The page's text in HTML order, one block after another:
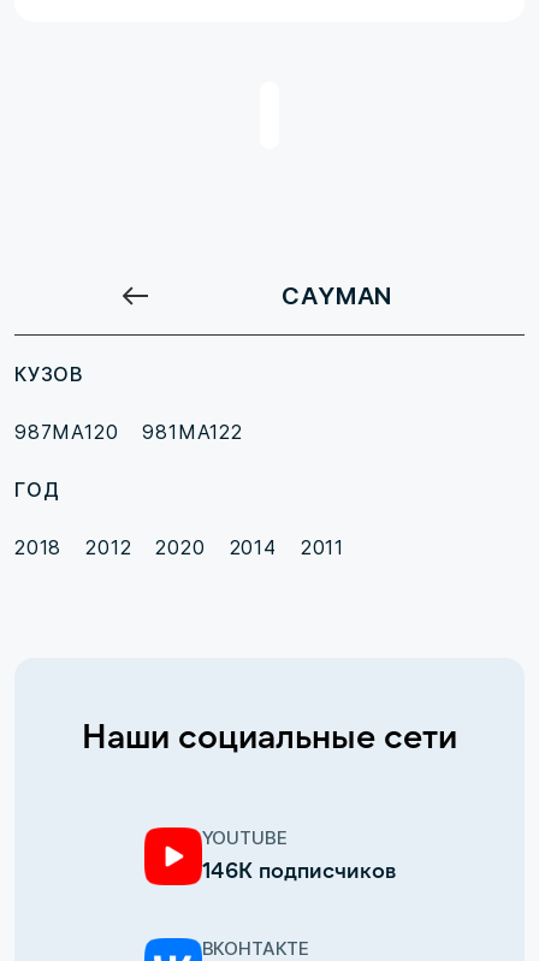
CAYMAN
КУЗОВ
987MA120 981MA122
ГОД
2018 2012 2020 2014 2011
Наши социальные сети
YOUTUBE
146К подписчиков
ВКОНТАКТЕ